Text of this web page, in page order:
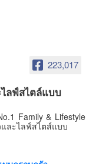
223,017
ลฟ์สไตล์แบบ
Family & Lifestyle
และไลฟ์สไตส์แบบ